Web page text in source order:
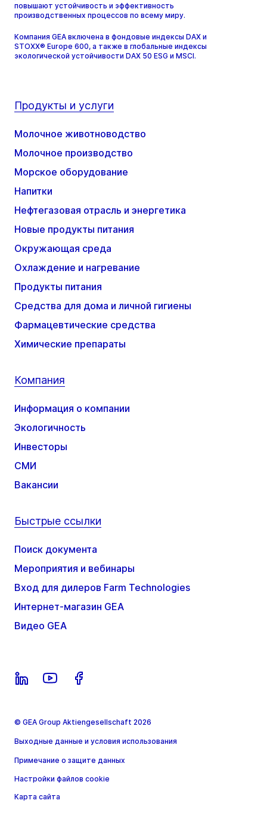
повышают устойчивость и эффективность
производственных процессов по всему миру.
Компания GEA включена в фондовые индексы DAX и
STOXX® Europe 600, а также в глобальные индексы
экологической устойчивости DAX 50 ESG и MSCI.
Продукты и услуги
Молочное животноводство
Молочное производство
Морское оборудование
Напитки
Нефтегазовая отрасль и энергетика
Новые продукты питания
Окружающая среда
Охлаждение и нагревание
Продукты питания
Средства для дома и личной гигиены
Фармацевтические средства
Химические препараты
Компания
Информация о компании
Экологичность
Инвесторы
СМИ
Вакансии
Быстрые ссылки
Поиск документа
Мероприятия и вебинары
Вход для дилеров Farm Technologies
Интернет-магазин GEA
Видео GEA
© GEA Group Aktiengesellschaft 2026
Выходные данные и условия использования
Примечание о защите данных
Настройки файлов cookie
Карта сайта